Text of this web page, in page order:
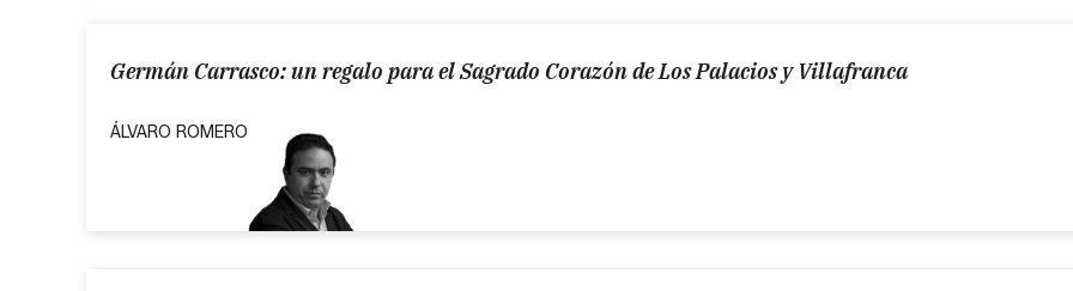
Germán Carrasco: un regalo para el Sagrado Corazón de Los Palacios y Villafranca
ÁLVARO ROMERO